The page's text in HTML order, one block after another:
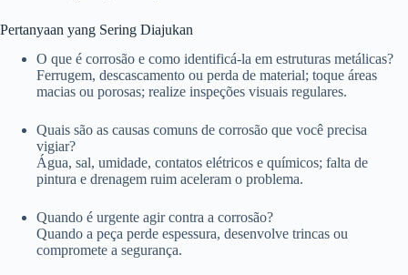
Pertanyaan yang Sering Diajukan
O que é corrosão e como identificá-la em estruturas metálicas?
Ferrugem, descascamento ou perda de material; toque áreas
macias ou porosas; realize inspeções visuais regulares.
Quais são as causas comuns de corrosão que você precisa
vigiar?
Água, sal, umidade, contatos elétricos e químicos; falta de
pintura e drenagem ruim aceleram o problema.
Quando é urgente agir contra a corrosão?
Quando a peça perde espessura, desenvolve trincas ou
compromete a segurança.